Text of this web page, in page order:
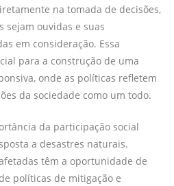
na tomada de decisões,
sejam ouvidas e suas
em consideração. Essa
para a construção de uma
onde as políticas refletem
da sociedade como um todo.
da participação social
a desastres naturais.
têm a oportunidade de
políticas de mitigação e